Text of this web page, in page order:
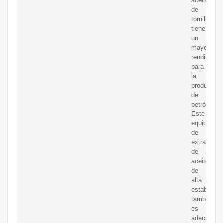
de
tornillo
tiene
un
mayor
para
la
producción
de
petróleo.
Este
equipo
de
extracción
de
aceite
de
alta
estabilidad
también
es
adecuado